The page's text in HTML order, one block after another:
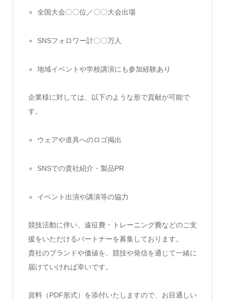
全国大会〇〇位／〇〇大会出場
SNSフォロワー計〇〇万人
地域イベントや学校講演にも参加経験あり
企業様に対しては、以下のような形で貢献が可能で
す。
ウェアや道具へのロゴ掲出
SNSでの貴社紹介・製品PR
イベント出演や講演等の協力
競技活動に伴い、遠征費・トレーニング費などのご支
援をいただけるパートナーを募集しております。
貴社のブランドや価値を、競技や発信を通じて一緒に
届けていければ幸いです。
資料（PDF形式）を添付いたしますので、お目通しい